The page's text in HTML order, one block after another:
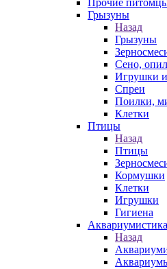
Прочие
Грызуны
Назад
Грызуны
Сено,
Игрушки и
Спреи
Поилки,
Клетки
Птицы
Назад
Птицы
Кормушки
Клетки
Игрушки
Гигиена
Аквариумистика
Назад